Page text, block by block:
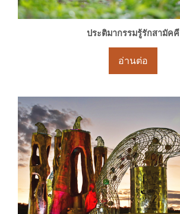
ประติมากรรมรู้รักสามัคคี
อ่านต่อ